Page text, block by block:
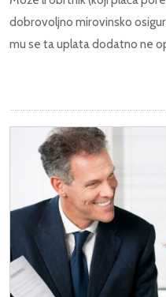
dobrovoljno mirovinsko
mu se ta uplata dodatno ne